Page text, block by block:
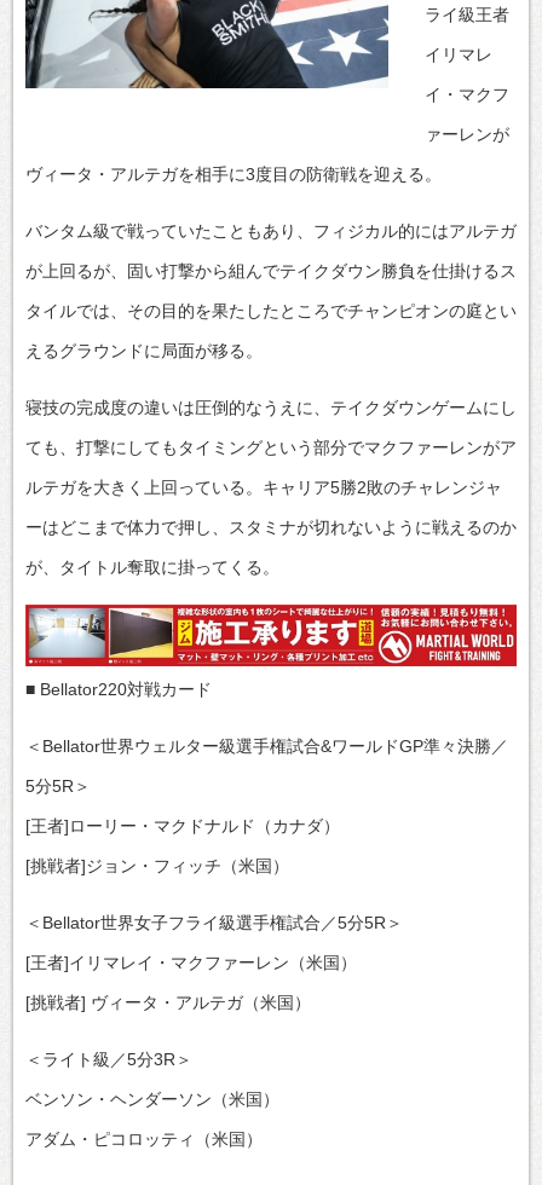
ライ級王者
イリマレ
イ・マクフ
ァーレンが
ヴィータ・アルテガを相手に3度目の防衛戦を迎える。
バンタム級で戦っていたこともあり、フィジカル的にはアルテガ
が上回るが、固い打撃から組んでテイクダウン勝負を仕掛けるス
タイルでは、その目的を果たしたところでチャンピオンの庭とい
えるグラウンドに局面が移る。
寝技の完成度の違いは圧倒的なうえに、テイクダウンゲームにし
ても、打撃にしてもタイミングという部分でマクファーレンがア
ルテガを大きく上回っている。キャリア5勝2敗のチャレンジャ
ーはどこまで体力で押し、スタミナが切れないように戦えるのか
が、タイトル奪取に掛ってくる。
■ Bellator220対戦カード
＜Bellator世界ウェルター級選手権試合&ワールドGP準々決勝／
5分5R＞
[王者]ローリー・マクドナルド（カナダ）
[挑戦者]ジョン・フィッチ（米国）
＜Bellator世界女子フライ級選手権試合／5分5R＞
[王者]イリマレイ・マクファーレン（米国）
[挑戦者] ヴィータ・アルテガ（米国）
＜ライト級／5分3R＞
ベンソン・ヘンダーソン（米国）
アダム・ピコロッティ（米国）